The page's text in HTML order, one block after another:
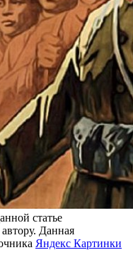
статье
Данная
Яндекс Картинки